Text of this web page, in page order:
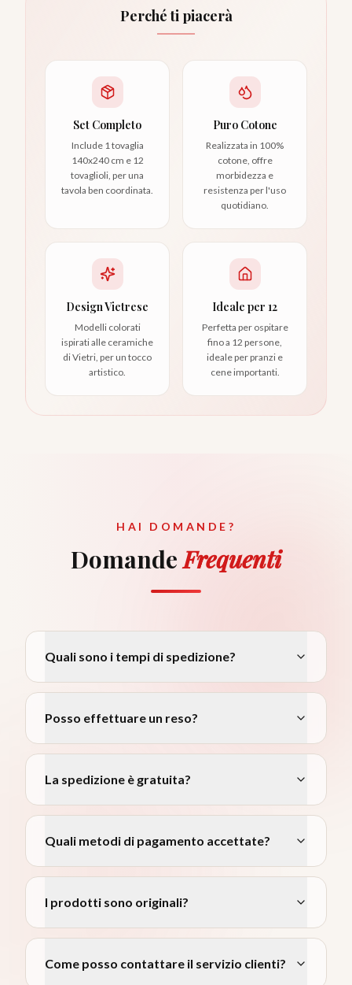
Perché ti piacerà
Set Completo
Include 1 tovaglia
140x240 cm e 12
tovaglioli, per una
tavola ben coordinata.
Puro Cotone
Realizzata in 100%
cotone, offre
morbidezza e
resistenza per l'uso
quotidiano.
Design Vietrese
Modelli colorati
ispirati alle ceramiche
di Vietri, per un tocco
artistico.
Ideale per 12
Perfetta per ospitare
fino a 12 persone,
ideale per pranzi e
cene importanti.
HAI DOMANDE?
DomandeFrequenti
Quali sono i tempi di spedizione?
Posso effettuare un reso?
La spedizione è gratuita?
Quali metodi di pagamento accettate?
I prodotti sono originali?
Come posso contattare il servizio clienti?